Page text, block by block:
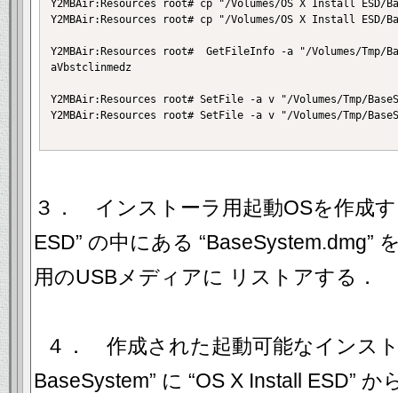
Y2MBAir:Resources root# cp "/Volumes/OS X Install ESD/
Y2MBAir:Resources root# cp "/Volumes/OS X Install ESD/
Y2MBAir:Resources root#  GetFileInfo -a "/Volumes/Tmp/
aVbstclinmedz
Y2MBAir:Resources root# SetFile -a v "/Volumes/Tmp/
Y2MBAir:Resources root# SetFile -a v "/Volumes/Tmp/
３． インストーラ用起動OSを作成す
ESD” の中にある “BaseSystem.dmg”
用のUSBメディアに リストアする．
４． 作成された起動可能なインス
BaseSystem” に “OS X Install ESD”